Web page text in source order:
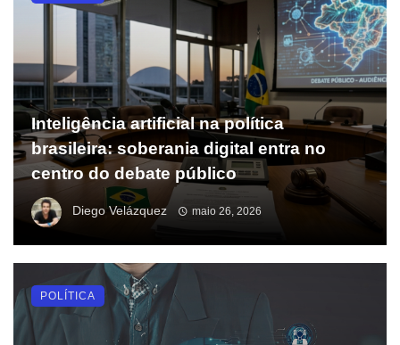
Inteligência artificial na política
brasileira: soberania digital entra no
centro do debate público
Diego Velázquez maio 26, 2026
POLÍTICA